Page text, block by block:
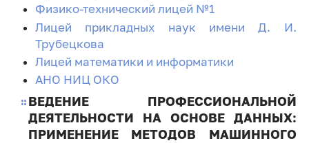
Физико-технический лицей №1
Лицей прикладных наук имени Д. И.
Трубецкова
Лицей математики и информатики
АНО НИЦ ОКО
ВЕДЕНИЕ ПРОФЕССИОНАЛЬНОЙ
ДЕЯТЕЛЬНОСТИ НА ОСНОВЕ ДАННЫХ:
ПРИМЕНЕНИЕ МЕТОДОВ МАШИННОГО